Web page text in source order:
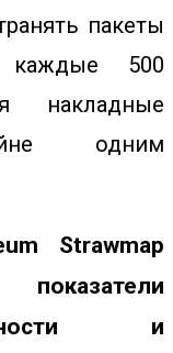
пакеты
каждые 500
накладные
одним
Strawmap
и